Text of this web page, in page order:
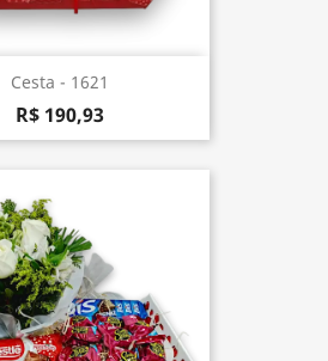
Cesta - 1621
R$ 190,93